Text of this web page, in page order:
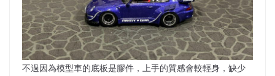
不過因為模型車的底板是膠件，上手的質感會較輕身，缺少